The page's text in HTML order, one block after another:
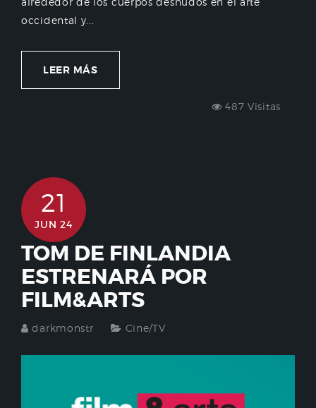
occidental y...
LEER MÁS
487 Visitas
21
JUN 24
TOM DE FINLANDIA
ESTRENARÁ POR
FILM&ARTS
darkmonstr Cine/TV